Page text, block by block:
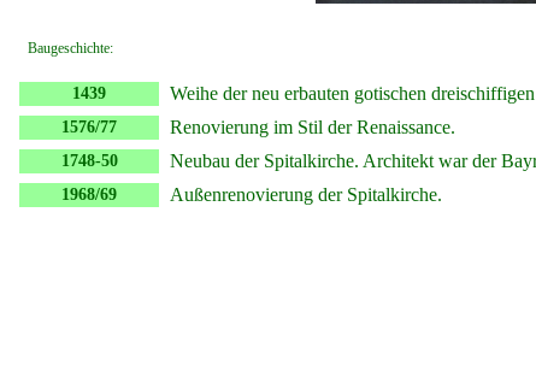
Baugeschichte:
1439 Weihe der neu erbauten gotischen
1576/77 Renovierung im Stil der Renaissance.
1748-50 Neubau der Spitalkirche. Architekt war der
1968/69 Außenrenovierung der Spitalkirche.